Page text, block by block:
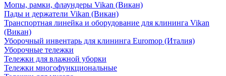
Мопы, рамки, флаундеры Vikan (Викан)
Пады и держатели Vikan (Викан)
Транспортная линейка и оборудование для клининга Vikan
(Викан)
Уборочный инвентарь для клининга Euromop (Италия)
Уборочные тележки
Тележки для влажной уборки
Тележки многофункциональные